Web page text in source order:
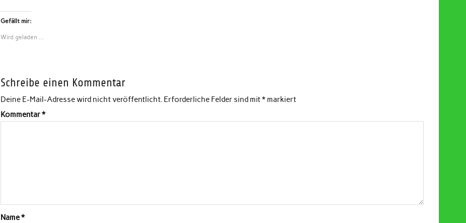
Gefällt mir:
Wird geladen …
Schreibe einen Kommentar
Deine E-Mail-Adresse wird nicht veröffentlicht. Erforderliche Felder sind mit* markiert
Kommentar*
Name*